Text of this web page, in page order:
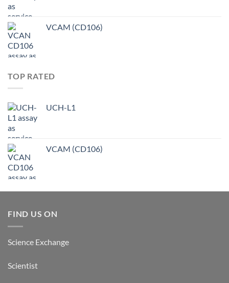
VCAM (CD106)
TOP RATED
UCH-L1
VCAM (CD106)
FIND US ON
Science Exchange
Scientist